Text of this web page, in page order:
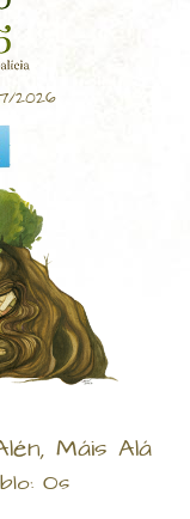
2026
Máis Alá
Os